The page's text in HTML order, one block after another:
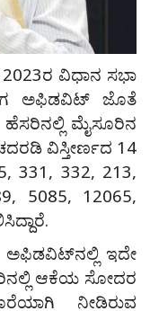
ವಿಧಾನ ಸಭಾ
ಅಫಿಡವಿಟ್ ಜೊತೆ
ಮೈಸೂರಿನ
ವಿಸ್ತೀರ್ಣದ 14
331, 332, 213,
5085, 12065,
ಇದೇ
ಆಕೆಯ ಸೋದರ
ನೀಡಿರುವ